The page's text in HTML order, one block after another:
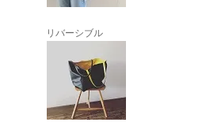
リバーシブル